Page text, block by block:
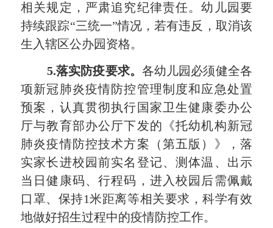
相关规定，严肃追究纪律责任。幼儿园要
持续跟踪“三统一”情况，若有违反 ， 取消该
生入辖区公办园资格。
5.落实防疫要求。 各幼儿园必须健全各
项新冠肺炎疫情防控管理制度和应急处置
预案，认真贯彻执行国家卫生健康委办公
厅与教育部办公厅下发的《托幼机构新冠
肺炎疫情防控技术方案（第五版）》，落
实家长进校园前实名登记、测体温、出示
当日健康码、行程码，进入校园后需佩戴
口罩、保持1米距离等相关要求，科学有效
地做好招生过程中的疫情防控工作。